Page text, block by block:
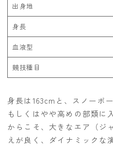
出身地
身長
血液型
競技種目
身長は163cmと、スノーボ
もしくはやや高めの部類に
からこそ、大きなエア（ジ
えが良く、ダイナミックな